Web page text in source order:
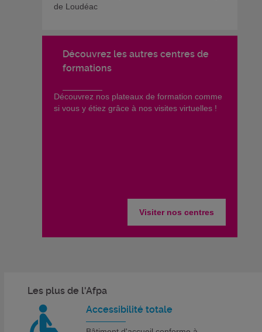
de Loudéac
Découvrez les autres centres de
formations
​Découvrez nos plateaux de formation comme
si vous y étiez grâce à nos visites virtuelles !
Visiter nos centres
Les plus de l'Afpa
Accessibilité totale